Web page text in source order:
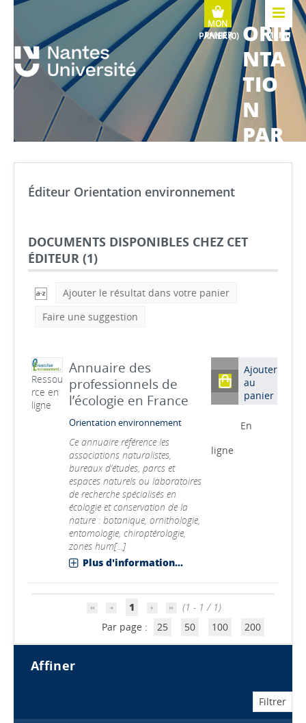
MENU
ORIE
NTA
TIO
N
PAR
COU
ERS
Éditeur Orientation environnement
DOCUMENTS DISPONIBLES CHEZ CET
ÉDITEUR (1)
Ajouter le résultat dans votre panier
Faire une suggestion
Ressou
rce en
ligne
Annuaire des
professionnels de
l’écologie en France
Orientation environnement
Ce annuaire référence les
associations naturalistes,
bureaux d’études, parcs et
espaces naturels ou laboratoires
de recherche spécialisés en
écologie et conservation de la
nature : botanique, ornithologie,
entomologie, chiroptérologie,
zones hum[...]
Plus d'information...
Ajouter
au
panier
En
ligne
1
(1 - 1 / 1)
Par page :
25 50 100 200
affiner